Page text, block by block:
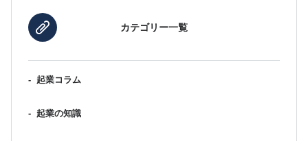
カテゴリー一覧
- 起業コラム
- 起業の知識